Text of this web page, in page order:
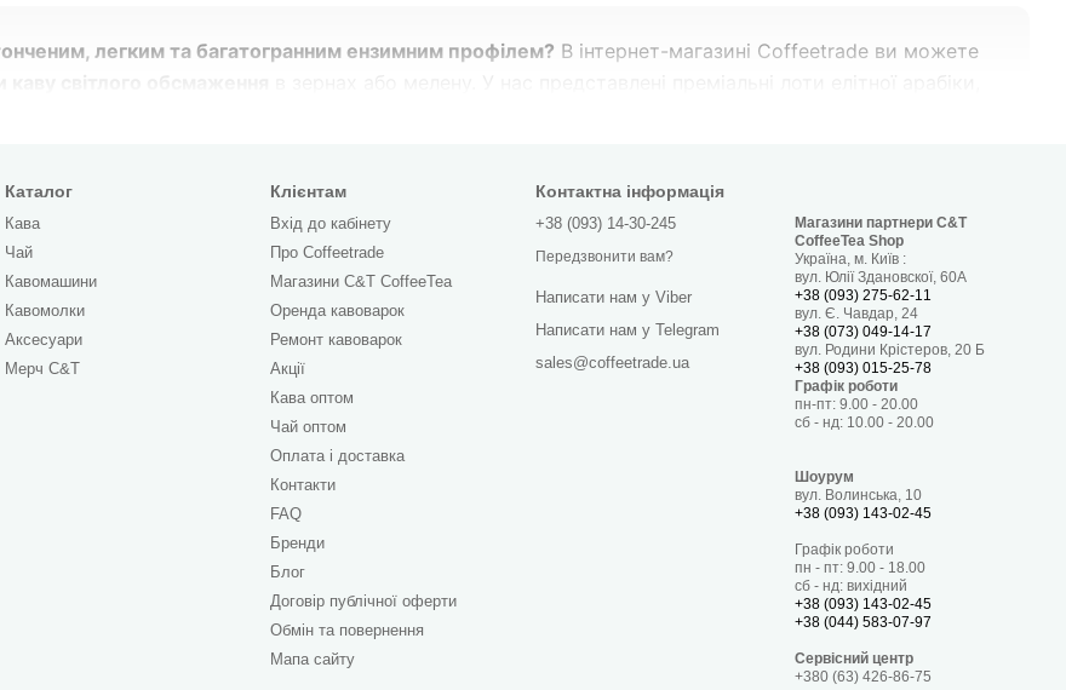
легким та багатогранним ензимним профілем? В інтернет-магазині Coffeetrade ви можете
каву світлого обсмаження
(Blonde / Filter Roast)
— це вибір справжніх кавових ентузіастів, які цінують у напої складну
відтінків, свіжість та природну солодкість. Слабкий ступінь теплового впливу дозволяє
фруктові ноти, квіткові компоненти та медовий аромат, закладені в зерно самою природою. Така
відрізняється вишуканим легким тілом, де смак термічної обробки та гіркоти відходить на другий план,
ягідній чи цитрусовій кислотності, що ріднить цей сорт із благородними сухими винами.
світлого обсмаження: візуальні критерії оцінки
темного: порівняльна таблиця характеристик
має кава слабкого теплового оброблення
каву легкого обсмаження: покроковий гайд
легкого обсмажування (FAQ)
Каталог
Кава
Чай
Кавомашини
Кавомолки
Аксесуари
Мерч C&T
Клієнтам
Вхід до кабінету
Про Сoffeetrade
Магазини C&T CoffeeTea
Оренда кавоварок
Ремонт кавоварок
Акції
Кава оптом
Чай оптом
Оплата і доставка
Контакти
FAQ
Бренди
Блог
Договір публічної оферти
Обмін та повернення
Мапа сайту
Контактна інформація
+38 (093) 14-30-245
Передзвонити вам?
Написати нам у Viber
Написати нам у Telegram
sales@coffeetrade.ua
Магазини партнери C&T
CoffeeTea Shop
Україна, м. Київ :
вул. Юлії Здановскої, 60А
+38 (093) 275-62-11
вул. Є. Чавдар, 24
+38 (073) 049-14-17
вул. Родини Крістеров, 20 Б
+38 (093) 015-25-78
Графік роботи
пн-пт: 9.00 - 20.00
сб - нд: 10.00 - 20.00
Шоурум
вул. Волинська, 10
+38 (093) 143-02-45
Графік роботи
пн - пт: 9.00 - 18.00
сб - нд: вихідний
+38 (093) 143-02-45
+38 (044) 583-07-97
Сервісний центр
+380 (63) 426-86-75